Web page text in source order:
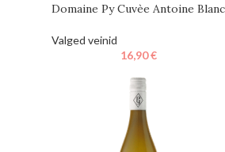
Domaine Py Cuvèe Antoine Blanc
Valged veinid
16,90€